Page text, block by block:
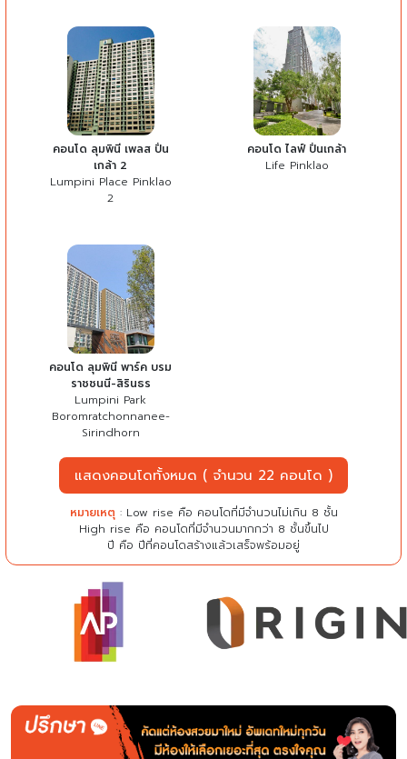
คอนโด ลุมพินี เพลส ปิ่น
เกล้า 2
Lumpini Place Pinklao
2
คอนโด ไลฟ์ ปิ่นเกล้า
Life Pinklao
คอนโด ลุมพินี พาร์ค บรม
ราชชนนี-สิรินธร
Lumpini Park
Boromratchonnanee-
Sirindhorn
แสดงคอนโดทั้งหมด ( จำนวน 22 คอนโด )
หมายเหตุ : Low rise คือ คอนโดที่มีจำนวนไม่เกิน 8 ชั้น
High rise คือ คอนโดที่มีจำนวนมากกว่า 8 ชั้นขึ้นไป
ปี คือ ปีที่คอนโดสร้างแล้วเสร็จพร้อมอยู่